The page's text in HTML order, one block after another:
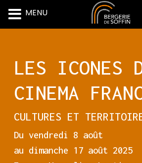
LES ICONES
CINEMA
CULTURES ET
Du vendredi 8 août
au dimanche 17 août 2025
MENU